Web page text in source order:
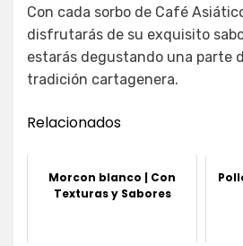
Con cada sorbo de Café
disfrutarás de su exquisito
estarás degustando una parte
tradición cartagenera.
Relacionados
Morcon blanco | Con
Texturas y Sabores